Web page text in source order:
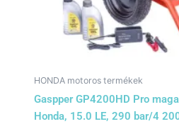
HONDA motoros termékek
Gaspper GP4200HD Pro
Honda, 15.0 LE, 290 bar/4